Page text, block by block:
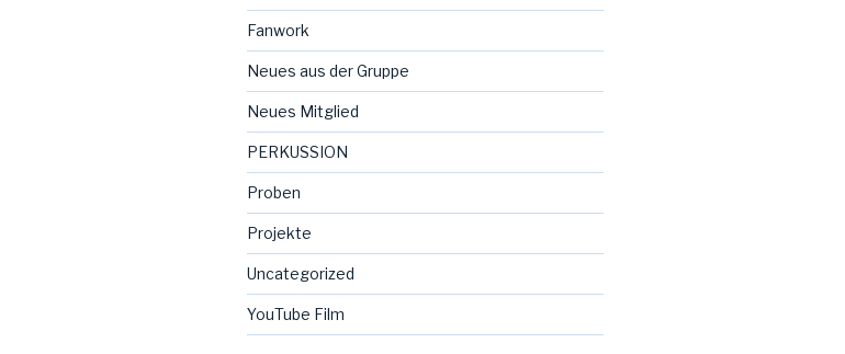
Fanwork
Neues aus der Gruppe
Neues Mitglied
PERKUSSION
Proben
Projekte
Uncategorized
YouTube Film